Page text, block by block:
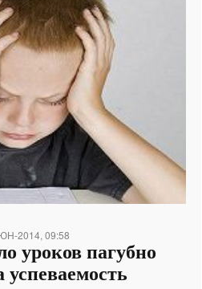
2014, 09:58
уроков пагубно
успеваемость